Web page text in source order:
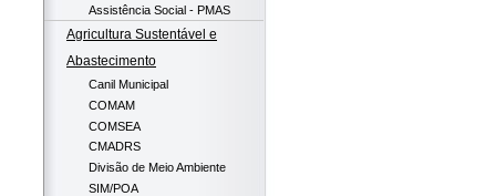
Assistência Social - PMAS
Agricultura Sustentável e
Abastecimento
Canil Municipal
COMAM
COMSEA
CMADRS
Divisão de Meio Ambiente
SIM/POA